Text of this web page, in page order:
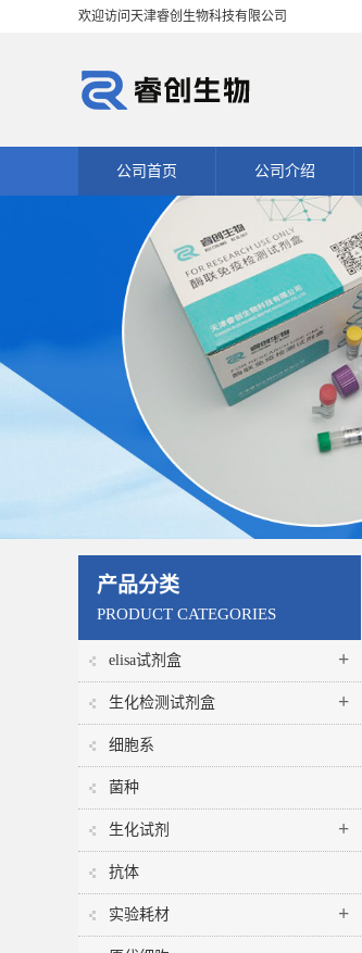
欢迎访问天津睿创生物科技有限公司
公司首页 公司介绍
产品分类
PRODUCT CATEGORIES
elisa试剂盒 +
生化检测试剂盒 +
细胞系
菌种
生化试剂 +
抗体
实验耗材 +